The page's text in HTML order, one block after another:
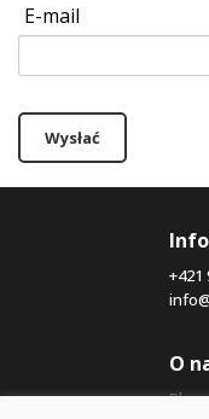
E-mail
Wysłać
+421
O
Blog